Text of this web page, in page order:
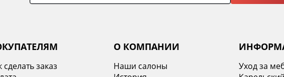
сделать заказ
О КОМПАНИИ
Наши салоны
Уход за